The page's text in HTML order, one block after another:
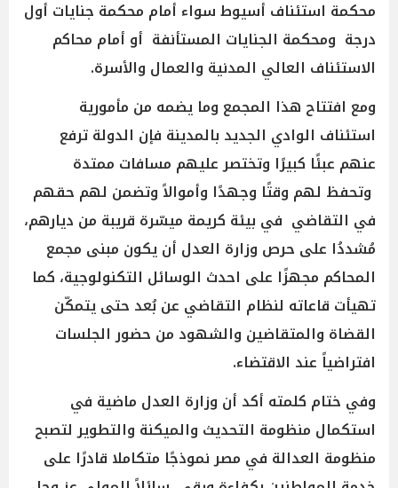
محكمة استئناف أسيوط سواء أمام محكمة جنايات أول
درجة ومحكمة الجنايات المستأنفة أو أمام محاكم
الاستئناف العالي المدنية والعمال والأسرة.
ومع افتتاح هذا المجمع وما يضمه من مأمورية
استئناف الوادي الجديد بالمدينة فإن الدولة ترفع
عنهم عبئًا كبيرًا وتختصر عليهم مسافات ممتدة
وتحفظ لهم وقتًا وجهدًا وأموالاً وتضمن لهم حقهم
في التقاضي في بيئة كريمة ميسّرة قريبة من ديارهم،
مُشددُا على حرص وزارة العدل أن يكون مبنى مجمع
المحاكم مجهزًا على احدث الوسائل التكنولوجية، كما
تهيأت قاعاته لنظام التقاضي عن بُعد حتى يتمكّن
القضاة والمتقاضين والشهود من حضور الجلسات
افتراضياً عند الاقتضاء.
وفي ختام كلمته أكد أن وزارة العدل ماضية في
استكمال منظومة التحديث والميكنة والتطوير لتصبح
منظومة العدالة في مصر نموذجًا متكاملا قادرًا على